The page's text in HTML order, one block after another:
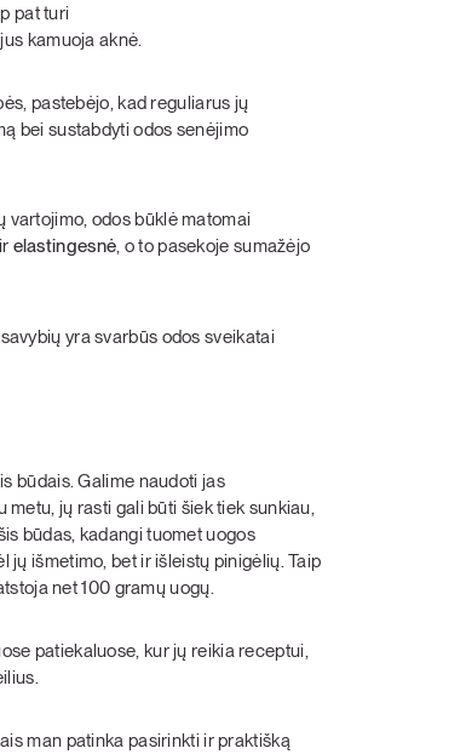
pat turi
kamuoja aknė.
pastebėjo, kad reguliarus jų
bei sustabdyti odos senėjimo
vartojimo, odos būklė matomai
elastingesnė, o to pasekoje sumažėjo
yra svarbūs odos sveikatai
būdais. Galime naudoti jas
jų rasti gali būti šiek tiek sunkiau,
būdas, kadangi tuomet uogos
jų išmetimo, bet ir išleistų pinigėlių. Taip
net 100 gramų uogų.
patiekaluose, kur jų reikia receptui,
man patinka pasirinkti ir praktišką